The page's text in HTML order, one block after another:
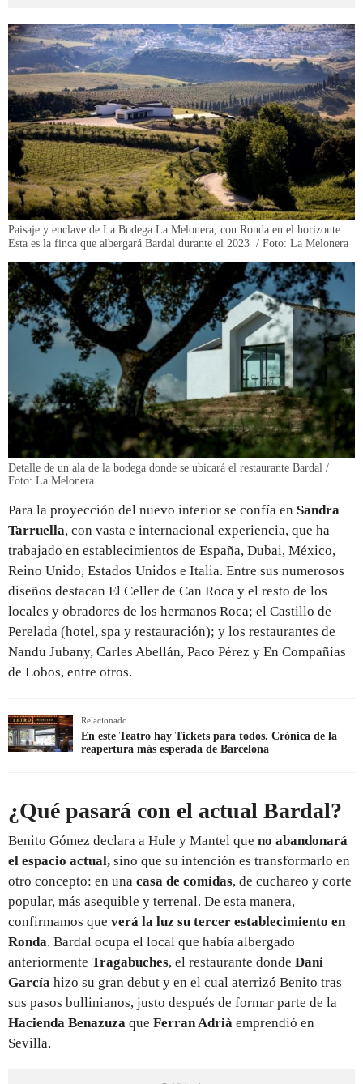
Paisaje y enclave de La Bodega La Melonera, con Ronda en el horizonte.
Esta es la finca que albergará Bardal durante el 2023 / Foto: La Melonera
Detalle de un ala de la bodega donde se ubicará el restaurante Bardal /
Foto: La Melonera
Para la proyección del nuevo interior se confía en Sandra
Tarruella, con vasta e internacional experiencia, que ha
trabajado en establecimientos de España, Dubai, México,
Reino Unido, Estados Unidos e Italia. Entre sus numerosos
diseños destacan El Celler de Can Roca y el resto de los
locales y obradores de los hermanos Roca; el Castillo de
Perelada (hotel, spa y restauración); y los restaurantes de
Nandu Jubany, Carles Abellán, Paco Pérez y En Compañías
de Lobos, entre otros.
Relacionado
En este Teatro hay Tickets para todos. Crónica de la
reapertura más esperada de Barcelona
¿Qué pasará con el actual Bardal?
Benito Gómez declara a Hule y Mantel que no abandonará
el espacio actual, sino que su intención es transformarlo en
otro concepto: en una casa de comidas, de cuchareo y corte
popular, más asequible y terrenal. De esta manera,
confirmamos que verá la luz su tercer establecimiento en
Ronda. Bardal ocupa el local que había albergado
anteriormente Tragabuches, el restaurante donde Dani
García hizo su gran debut y en el cual aterrizó Benito tras
sus pasos bullinianos, justo después de formar parte de la
Hacienda Benazuza que Ferran Adrià emprendió en
Sevilla.